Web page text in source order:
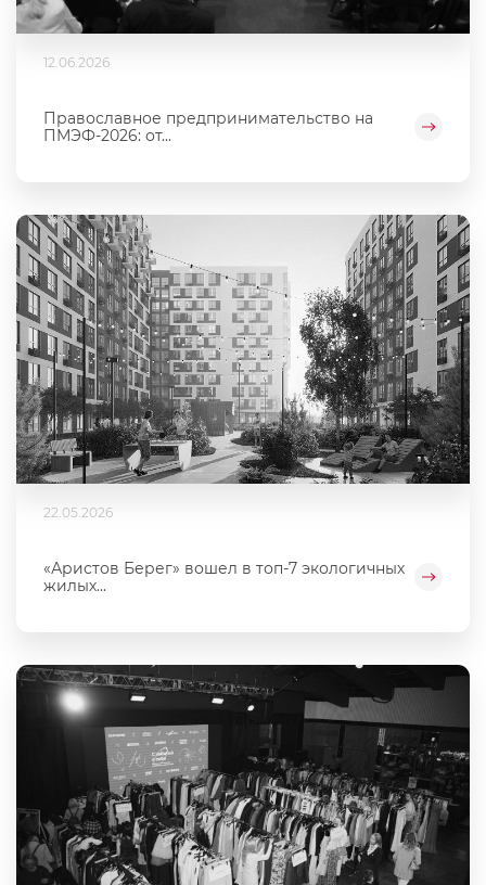
12.06.2026
Православное предпринимательство на
ПМЭФ-2026: от...
22.05.2026
«Аристов Берег» вошел в топ-7 экологичных
жилых...